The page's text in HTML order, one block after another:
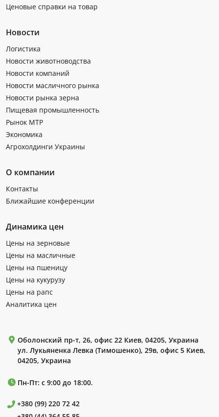
Ценовые справки на товар
Новости
Логистика
Новости животноводства
Новости компаний
Новости масличного рынка
Новости рынка зерна
Пищевая промышленность
Рынок МТР
Экономика
Агрохолдинги Украины
О компании
Контакты
Ближайшие конференции
Динамика цен
Цены на зерновые
Цены на масличные
Цены на пшеницу
Цены на кукурузу
Цены на рапс
Аналитика цен
Оболонский пр-т, 26, офис 22 Киев, 04205, Украина
ул. Лукьяненка Левка (Тимошенко), 29в, офис 5 Киев,
04205, Украина
Пн-Пт: с 9:00 до 18:00.
+380 (99) 220 72 42